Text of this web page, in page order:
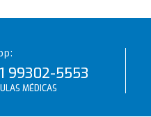
99302-5553
MÉDICAS